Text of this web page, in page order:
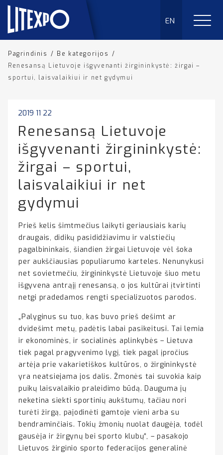
EN
Pagrindinis / Be kategorijos /
Renesansą Lietuvoje išgyvenanti žirgininkystė: žirgai –
sportui, laisvalaikiui ir net gydymui
2019 11 22
Renesansą Lietuvoje
išgyvenanti žirgininkystė:
žirgai – sportui,
laisvalaikiui ir net
gydymui
Prieš kelis šimtmečius laikyti geriausiais karių
draugais, didikų pasididžiavimu ir valstiečių
pagalbininkais, šiandien žirgai Lietuvoje vėl šoka
per aukščiausias populiarumo karteles. Nenunykusi
net sovietmečiu, žirgininkystė Lietuvoje šiuo metu
išgyvena antrąjį renesansą, o jos kultūrai įtvirtinti
netgi pradedamos rengti specializuotos parodos.
„Palyginus su tuo, kas buvo prieš dešimt ar
dvidešimt metų, padėtis labai pasikeitusi. Tai lemia
ir ekonominės, ir socialinės aplinkybės – Lietuva
tiek pagal pragyvenimo lygį, tiek pagal įpročius
artėja prie vakarietiškos kultūros, o žirgininkystė
yra neatsiejama jos dalis. Žmonės tai suvokia kaip
puikų laisvalaikio praleidimo būdą. Dauguma jų
neketina siekti sportinių aukštumų, tačiau nori
turėti žirgą, pajodinėti gamtoje vieni arba su
bendraminčiais. Tokių žmonių nuolat daugėja, todėl
gausėja ir žirgynų bei sporto klubų“, – pasakojo
Lietuvos žirginio sporto federacijos generalinė